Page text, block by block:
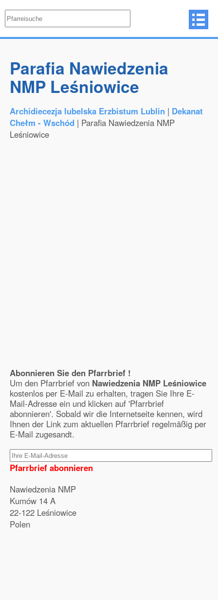
Parafia Nawiedzenia
NMP Leśniowice
Archidiecezja lubelska Erzbistum Lublin | Dekanat
Chełm - Wschód | Parafia Nawiedzenia NMP
Leśniowice
Abonnieren Sie den Pfarrbrief !
Um den Pfarrbrief von Nawiedzenia NMP Leśniowice
kostenlos per E-Mail zu erhalten, tragen Sie Ihre E-
Mail-Adresse ein und klicken auf 'Pfarrbrief
abonnieren'. Sobald wir die Internetseite kennen, wird
Ihnen der Link zum aktuellen Pfarrbrief regelmäßig per
E-Mail zugesandt.
Pfarrbrief abonnieren
Nawiedzenia NMP
Kumów 14 A
22-122 Leśniowice
Polen